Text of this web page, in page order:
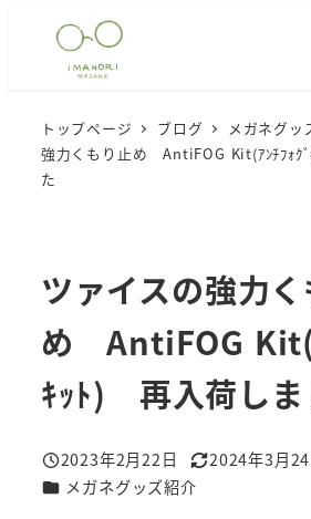
トップページ ブログ メガネグッ
強力くもり止め AntiFOG Kit(ｱﾝﾁﾌｫｸ
た
ツァイスの強力
め AntiFOG Kit(
ｷｯﾄ) 再入荷しま
投稿日
2023年2月22日
更新日
2024年3月24
カテゴリー
メガネグッズ紹介